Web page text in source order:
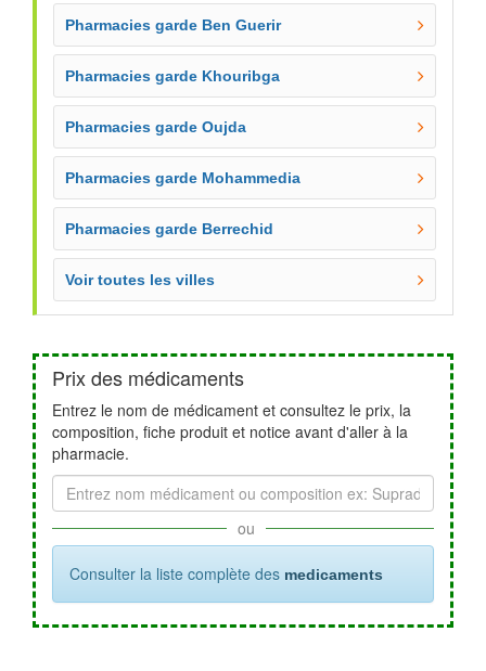
Pharmacies garde Ben Guerir
Pharmacies garde Khouribga
Pharmacies garde Oujda
Pharmacies garde Mohammedia
Pharmacies garde Berrechid
Voir toutes les villes
Prix des médicaments
Entrez le nom de médicament et consultez le prix, la
composition, fiche produit et notice avant d'aller à la
pharmacie.
ou
Consulter la liste complète des medicaments